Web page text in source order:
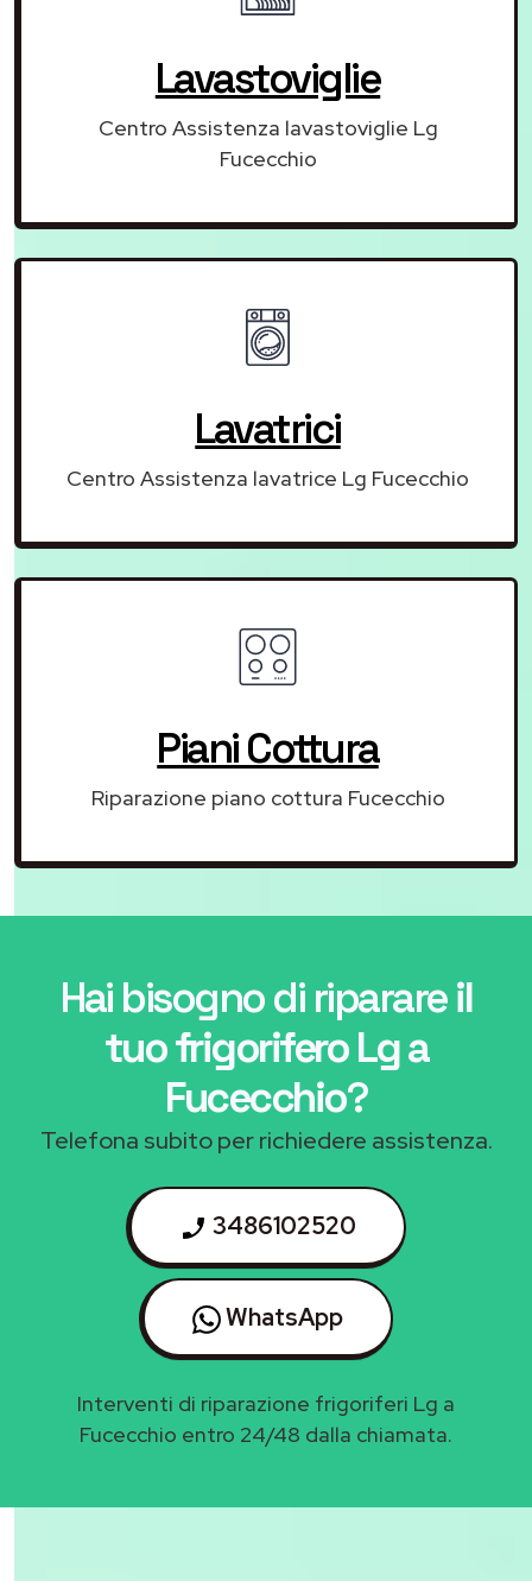
Lavastoviglie
Centro Assistenza lavastoviglie Lg
Fucecchio
Lavatrici
Centro Assistenza lavatrice Lg Fucecchio
Piani Cottura
Riparazione piano cottura Fucecchio
Hai bisogno di riparareil
tuo frigorifero Lg a
Fucecchio?
Telefona subito per richiedere assistenza.
3486102520
WhatsApp
Interventi di riparazione frigoriferi Lg a
Fucecchio entro 24/48 dalla chiamata.